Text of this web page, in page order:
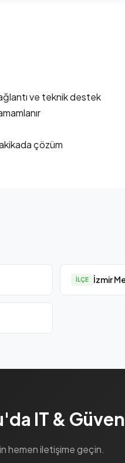
ve teknik destek
çözüm
İLÇE İzmir
IT &
hemen iletişime geçin.